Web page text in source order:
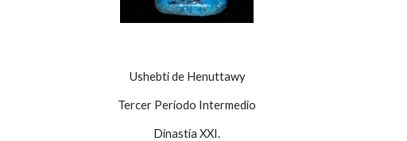
Ushebti de Henuttawy
Tercer Período Intermedio
Dinastía XXI.